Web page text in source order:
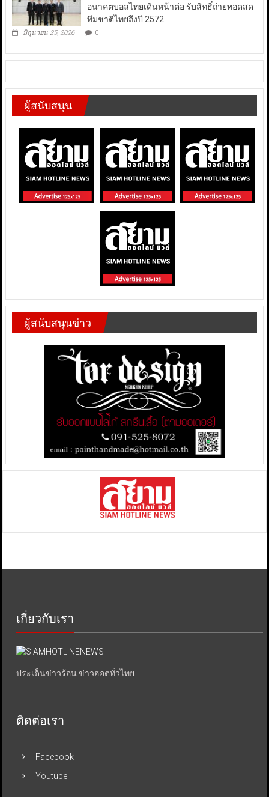
อนาคตบอลไทยเดินหน้าต่อ รับสิทธิ์ถ่ายทอดสด
ทีมชาติไทยถึงปี 2572
มิถุนายน 25, 2026 0
ผู้สนับสนุน
ผู้สนับสนุนข่าว
เกี่ยวกับเรา
ประเด็นข่าวร้อน ข่าวฮอตทั่วไทย.
ติดต่อเรา
Facebook
Youtube